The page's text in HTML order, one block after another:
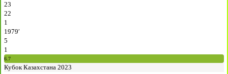
23
22
1
1979′
5
1
6.7
Кубок Казахстана 2023